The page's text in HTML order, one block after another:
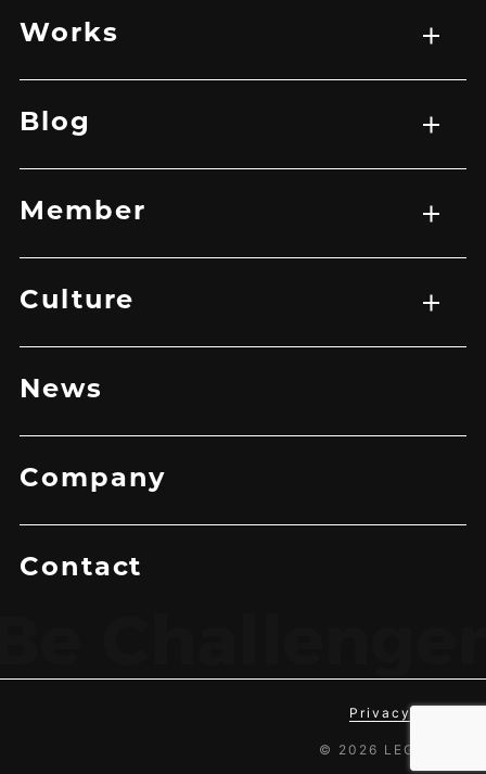
Works
実績一覧
EC
HP
LP
グラフィック
その他
バナー
映像
Blog
記事一覧
Member
メンバー一覧
Culture
トップ
企業理念
メッセージ
News
Company
Contact
Privacy Policy
© 2026 LEGIT Inc.